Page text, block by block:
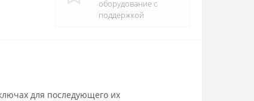
оборудование с
поддержкой
для последующего их